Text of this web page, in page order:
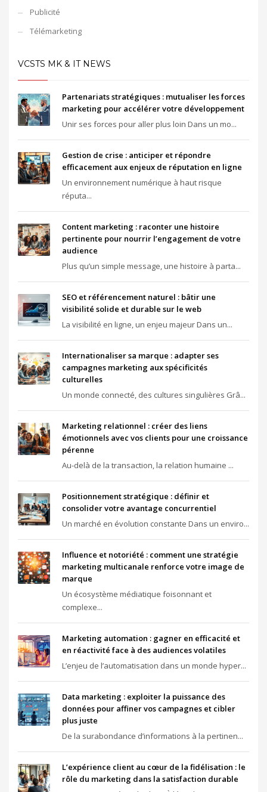
Publicité
Télémarketing
VCSTS MK & IT NEWS
Partenariats stratégiques : mutualiser les forces
marketing pour accélérer votre développement
Unir ses forces pour aller plus loin Dans un mo...
Gestion de crise : anticiper et répondre
efficacement aux enjeux de réputation en ligne
Un environnement numérique à haut risque
réputa...
Content marketing : raconter une histoire
pertinente pour nourrir l’engagement de votre
audience
Plus qu’un simple message, une histoire à parta...
SEO et référencement naturel : bâtir une
visibilité solide et durable sur le web
La visibilité en ligne, un enjeu majeur Dans un...
Internationaliser sa marque : adapter ses
campagnes marketing aux spécificités
culturelles
Un monde connecté, des cultures singulières Grâ...
Marketing relationnel : créer des liens
émotionnels avec vos clients pour une croissance
pérenne
Au-delà de la transaction, la relation humaine ...
Positionnement stratégique : définir et
consolider votre avantage concurrentiel
Un marché en évolution constante Dans un enviro...
Influence et notoriété : comment une stratégie
marketing multicanale renforce votre image de
marque
Un écosystème médiatique foisonnant et
complexe...
Marketing automation : gagner en efficacité et
en réactivité face à des audiences volatiles
L’enjeu de l’automatisation dans un monde hyper...
Data marketing : exploiter la puissance des
données pour affiner vos campagnes et cibler
plus juste
De la surabondance d’informations à la pertinen...
L’expérience client au cœur de la fidélisation : le
rôle du marketing dans la satisfaction durable